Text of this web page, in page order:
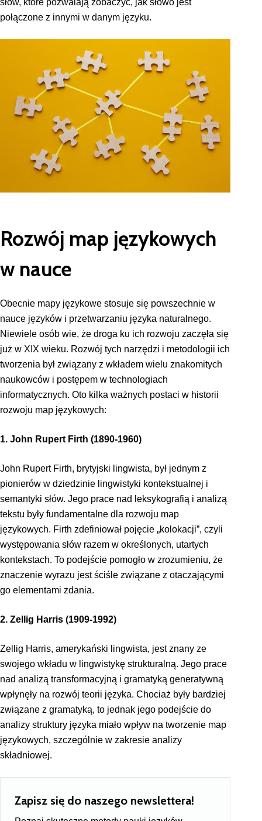
połączone z innymi w danym języku.
Rozwój map językowych
w nauce
Obecnie mapy językowe stosuje się powszechnie w
nauce języków i przetwarzaniu języka naturalnego.
Niewiele osób wie, że droga ku ich rozwoju zaczęła się
już w XIX wieku. Rozwój tych narzędzi i metodologii ich
tworzenia był związany z wkładem wielu znakomitych
naukowców i postępem w technologiach
informatycznych. Oto kilka ważnych postaci w historii
rozwoju map językowych:
1. John Rupert Firth (1890-1960)
John Rupert Firth, brytyjski lingwista, był jednym z
pionierów w dziedzinie lingwistyki kontekstualnej i
semantyki słów. Jego prace nad leksykografią i analizą
tekstu były fundamentalne dla rozwoju map
językowych. Firth zdefiniował pojęcie „kolokacji”, czyli
występowania słów razem w określonych, utartych
kontekstach. To podejście pomogło w zrozumieniu, że
znaczenie wyrazu jest ściśle związane z otaczającymi
go elementami zdania.
2. Zellig Harris (1909-1992)
Zellig Harris, amerykański lingwista, jest znany ze
swojego wkładu w lingwistykę strukturalną. Jego prace
nad analizą transformacyjną i gramatyką generatywną
wpłynęły na rozwój teorii języka. Chociaż były bardziej
związane z gramatyką, to jednak jego podejście do
analizy struktury języka miało wpływ na tworzenie map
językowych, szczególnie w zakresie analizy
składniowej.
Zapisz się do naszego newslettera!